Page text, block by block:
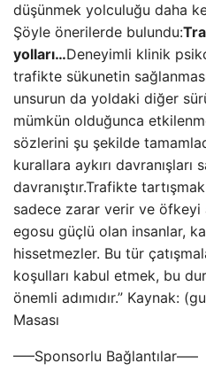
düşünmek yolculuğu daha
Şöyle önerilerde bulundu:
yolları…Deneyimli klinik
trafikte sükunetin
unsurun da yoldaki diğer
mümkün olduğunca
sözlerini şu şekilde
kurallara aykırı davranışları
davranıştır.Trafikte
sadece zarar verir ve öfkeyi
egosu güçlü olan insanlar,
hissetmezler. Bu tür
koşulları kabul etmek, bu
önemli adımıdır.” Kaynak:
Masası
—–Sponsorlu Bağlantılar—–